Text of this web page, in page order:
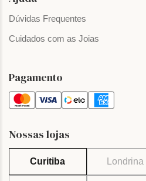
Dúvidas Frequentes
Cuidados com as Joias
Pagamento
Nossas lojas
Curitiba Londrina